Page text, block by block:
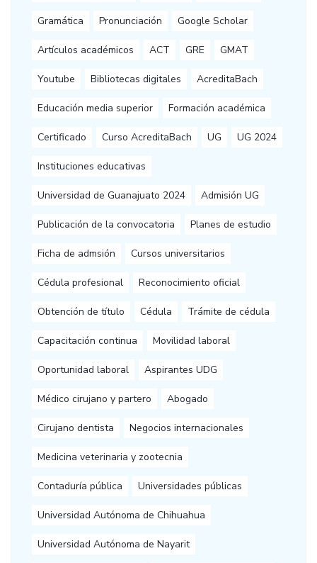
Gramática Pronunciación Google Scholar
Artículos académicos ACT GRE GMAT
Youtube Bibliotecas digitales AcreditaBach
Educación media superior Formación académica
Certificado Curso AcreditaBach UG UG 2024
Instituciones educativas
Universidad de Guanajuato 2024 Admisión UG
Publicación de la convocatoria Planes de estudio
Ficha de admsión Cursos universitarios
Cédula profesional Reconocimiento oficial
Obtención de título Cédula Trámite de cédula
Capacitación continua Movilidad laboral
Oportunidad laboral Aspirantes UDG
Médico cirujano y partero Abogado
Cirujano dentista Negocios internacionales
Medicina veterinaria y zootecnia
Contaduría pública Universidades públicas
Universidad Autónoma de Chihuahua
Universidad Autónoma de Nayarit